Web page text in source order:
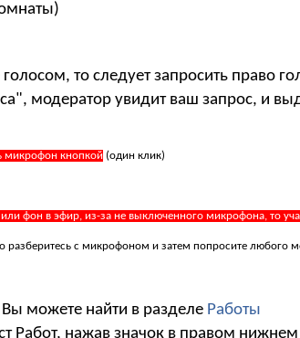
голосом, то следует запросить
модератор увидит ваш запрос, и
микрофон кнопкой (один клик)
фон в эфир, из-за не выключенного микрофона, то
разберитесь с микрофоном и затем попросите
Вы можете найти в разделе Работы
Работ, нажав значок в правом нижнем